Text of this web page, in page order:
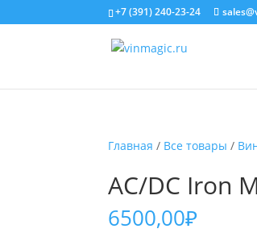
+7 (391) 240-23-24
Главная / Все товары /
AC/DC Iron
6500,00₽